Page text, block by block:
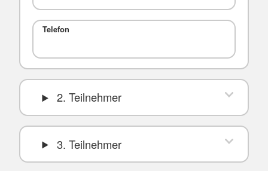
Telefon
2. Teilnehmer
3. Teilnehmer